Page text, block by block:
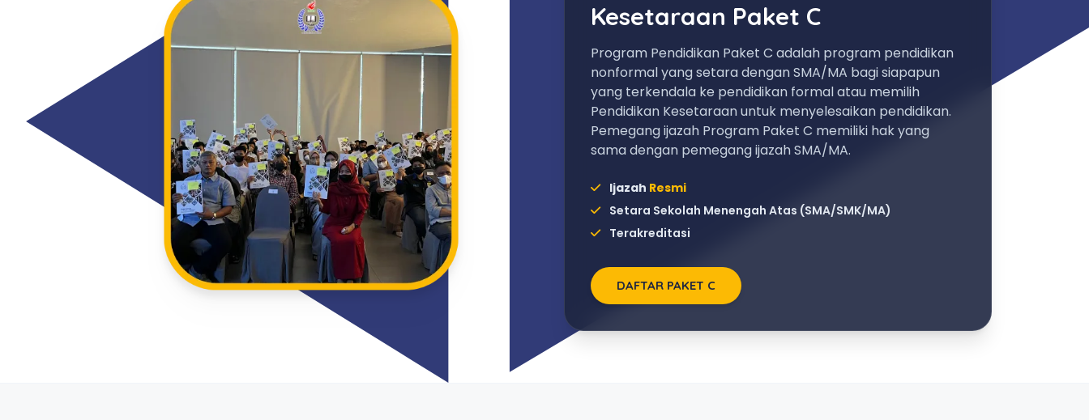
Kesetaraan Paket C
Program Pendidikan Paket C adalah program pendidikan
nonformal yang setara dengan SMA/MA bagi siapapun
yang terkendala ke pendidikan formal atau memilih
Pendidikan Kesetaraan untuk menyelesaikan pendidikan.
Pemegang ijazah Program Paket C memiliki hak yang
sama dengan pemegang ijazah SMA/MA.
Ijazah Resmi
Setara Sekolah Menengah Atas (SMA/SMK/MA)
Terakreditasi
DAFTAR PAKET C